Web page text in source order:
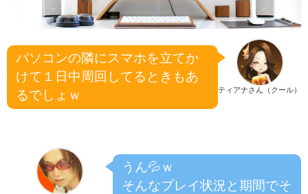
ティアナさん（クール）
パソコンの隣にスマホを立てか
けて１日中周回してるときもあ
るでしょｗ
うん💦ｗ
そんなプレイ状況と期間でそ